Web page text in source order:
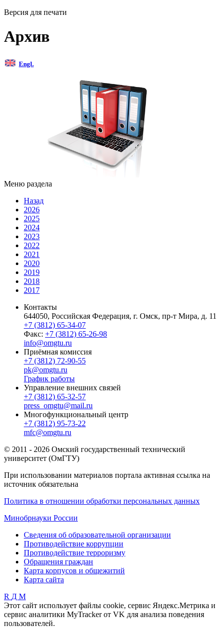
Версия для печати
Архив
Engl.
Меню раздела
Назад
2026
2025
2024
2023
2022
2021
2020
2019
2018
2017
Контакты
644050, Российская Федерация, г. Омск, пр-т Мира, д. 11
+7 (3812) 65-34-07
Факс: +7 (3812) 65-26-98
info@omgtu.ru
Приёмная комиссия
+7 (3812) 72-90-55
pk@omgtu.ru
График работы
Управление внешних связей
+7 (3812) 65-32-57
press_omgtu@mail.ru
Многофункциональный центр
+7 (3812) 95-73-22
mfc@omgtu.ru
© 2011 - 2026 Омский государственный технический
университет (ОмГТУ)
При использовании материалов портала активная ссылка на
источник обязательна
Политика в отношении обработки персональных данных
Минобрнауки России
Сведения об образовательной организации
Противодействие коррупции
Противодействие терроризму
Обращения граждан
Карта корпусов и общежитий
Карта сайта
R Д М
Этот сайт использует файлы cookie, сервис Яндекс.Метрика и
сервис аналитики MyTracker от VK для анализа поведения
пользователей.